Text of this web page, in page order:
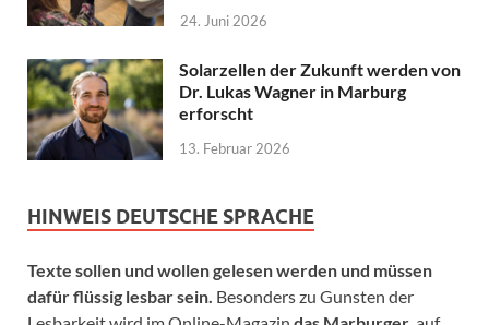
24. Juni 2026
Solarzellen der Zukunft werden von
Dr. Lukas Wagner in Marburg
erforscht
13. Februar 2026
HINWEIS DEUTSCHE SPRACHE
Texte sollen und wollen gelesen werden und müssen
dafür flüssig lesbar sein. Besonders zu Gunsten der